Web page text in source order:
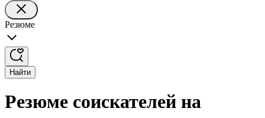
Резюме
Найти
Резюме соискателей на